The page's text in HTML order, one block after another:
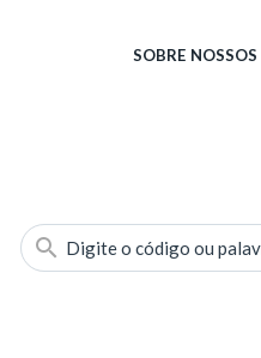
SOBRE
Digite o código ou